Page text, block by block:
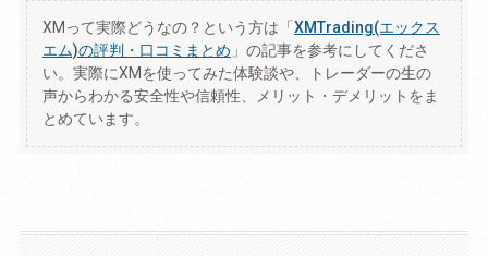
XMって実際どうなの？という方は「XMTrading(エックス
エム)の評判・口コミまとめ 」の記事を参考にしてくださ
い。実際にXMを使ってみた体験談や、トレーダーの生の
声からわかる安全性や信頼性、メリット・デメリットをま
とめています。